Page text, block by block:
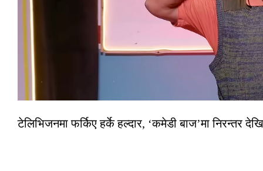
टेलिभिजनमा फर्किए हर्के हल्दार, ‘कमेडी बाज’मा निरन्तर